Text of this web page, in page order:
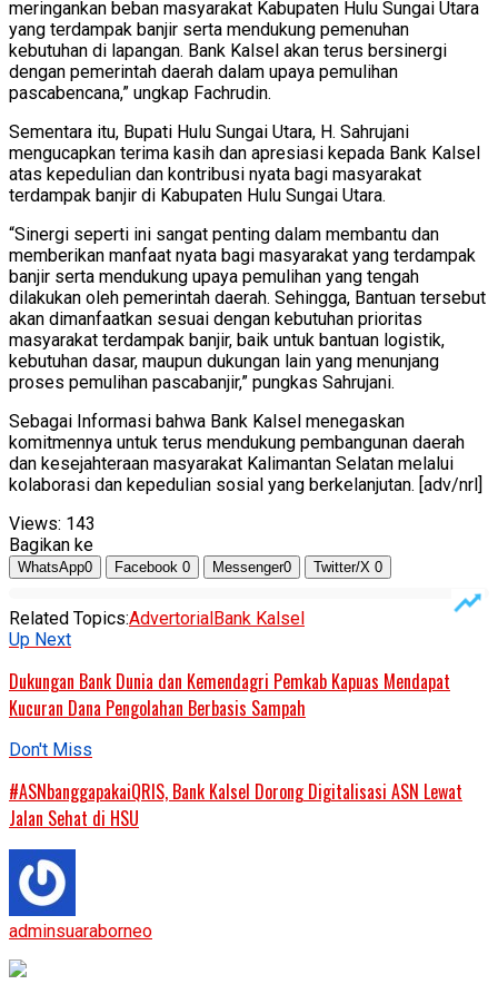
meringankan beban masyarakat Kabupaten Hulu Sungai Utara
yang terdampak banjir serta mendukung pemenuhan
kebutuhan di lapangan. Bank Kalsel akan terus bersinergi
dengan pemerintah daerah dalam upaya pemulihan
pascabencana,” ungkap Fachrudin.
Sementara itu, Bupati Hulu Sungai Utara, H. Sahrujani
mengucapkan terima kasih dan apresiasi kepada Bank Kalsel
atas kepedulian dan kontribusi nyata bagi masyarakat
terdampak banjir di Kabupaten Hulu Sungai Utara.
“Sinergi seperti ini sangat penting dalam membantu dan
memberikan manfaat nyata bagi masyarakat yang terdampak
banjir serta mendukung upaya pemulihan yang tengah
dilakukan oleh pemerintah daerah. Sehingga, Bantuan tersebut
akan dimanfaatkan sesuai dengan kebutuhan prioritas
masyarakat terdampak banjir, baik untuk bantuan logistik,
kebutuhan dasar, maupun dukungan lain yang menunjang
proses pemulihan pascabanjir,” pungkas Sahrujani.
Sebagai Informasi bahwa Bank Kalsel menegaskan
komitmennya untuk terus mendukung pembangunan daerah
dan kesejahteraan masyarakat Kalimantan Selatan melalui
kolaborasi dan kepedulian sosial yang berkelanjutan. [adv/nrl]
Views: 143
Bagikan ke
WhatsApp0 Facebook 0 Messenger0 Twitter/X 0
Related Topics:AdvertorialBank Kalsel
Up Next
Dukungan Bank Dunia dan Kemendagri Pemkab Kapuas Mendapat
Kucuran Dana Pengolahan Berbasis Sampah
Don't Miss
#ASNbanggapakaiQRIS, Bank Kalsel Dorong Digitalisasi ASN Lewat
Jalan Sehat di HSU
adminsuaraborneo